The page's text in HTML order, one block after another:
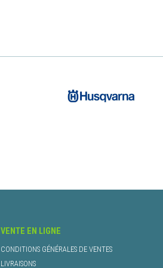
VENTE EN LIGNE
CONDITIONS GÉNÉRALES DE VENTES
LIVRAISONS